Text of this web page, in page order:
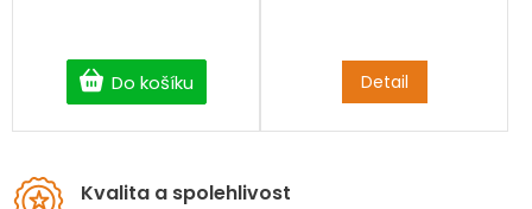
Do košíku Detail
Kvalita a spolehlivost